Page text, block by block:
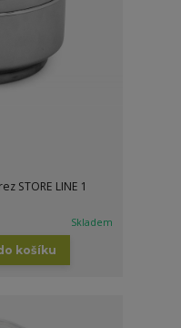
STORE LINE 1
Skladem
košíku